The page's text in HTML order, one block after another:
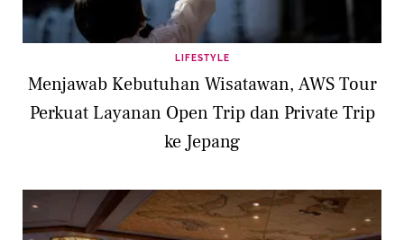
LIFESTYLE
Menjawab Kebutuhan Wisatawan, AWS Tour
Perkuat Layanan Open Trip dan Private Trip
ke Jepang